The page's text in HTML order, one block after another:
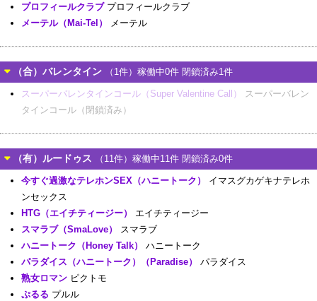
プロフィールクラブプロフィールクラブ
メーテル（Mai-Tel）
メーテル
（合）バレンタイン （1件）稼働中0件 閉鎖済み1件
スーパーバレンタインコール（Super Valentine Call）
スーパーバレン
タインコール（閉鎖済み）
（有）ルードゥス （11件）稼働中11件 閉鎖済み0件
今すぐ過激なテレホンSEX（ハニートーク）
イマスグカゲキナテレホ
ンセックス
HTG（エイチティージー）
エイチティージー
スマラブ（SmaLove）
スマラブ
ハニートーク（Honey Talk）
ハニートーク
パラダイス（ハニートーク）（Paradise）
パラダイス
熟女ロマン ピクトモ
ぷるる プルル